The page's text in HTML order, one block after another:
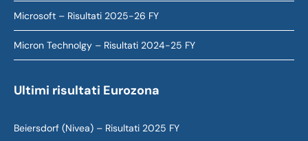
Microsoft – Risultati 2025-26 FY
Micron Technolgy – Risultati 2024-25 FY
Ultimi risultati Eurozona
Beiersdorf (Nivea) – Risultati 2025 FY